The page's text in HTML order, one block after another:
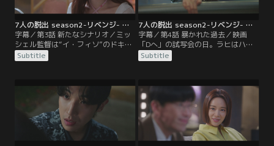
7人の脱出 season2-リベンジ- 第03話／字幕
字幕／第3話 新たなシナリオ／ミッ
シェル監督は“イ・フィソ”のドキュ
メンタリーを撮り始める。そんな
中、コ・ミョンジは娘のエリカを誘
事件はティキタカの新しい迷子捜し
アプリの宣伝として計画されたもの
Subtitle
7人の脱出 season2-リベンジ- 第04話／字幕
字幕／第4話 暴かれた過去／映画
「Dへ」の試写会の日。ラヒはハ
ン・モネを陥れる準備を進めてい
た。しかし、突然現れたミョンジ
ジアだと観客の前で公言する。それ
を見たミッシェルは最後の手段に出
る。
Subtitle